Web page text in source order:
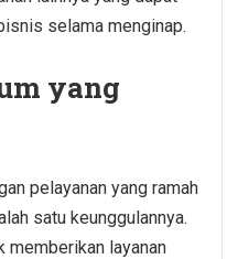
selama menginap.
yang
pelayanan yang ramah
satu keunggulannya.
memberikan layanan